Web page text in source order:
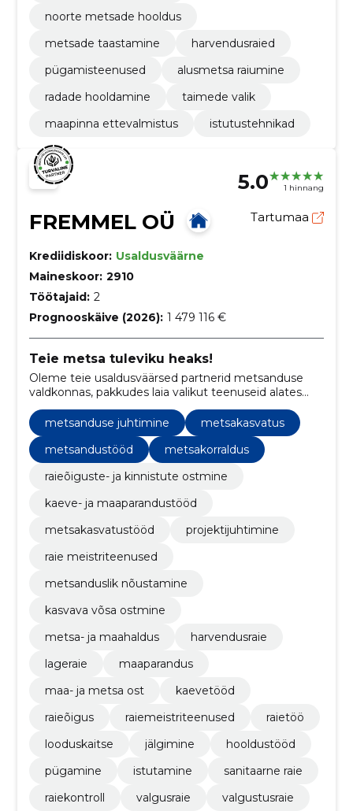
noorte metsade hooldus
metsade taastamine
harvendusraied
pügamisteenused
alusmetsa raiumine
radade hooldamine
taimede valik
maapinna ettevalmistus
istutustehnikad
5.0 1 hinnang
FREMMEL OÜ Tartumaa
Krediidiskoor: Usaldusväärne
Maineskoor: 2910
Töötajaid: 2
Prognooskäive (2026): 1 479 116 €
Teie metsa tuleviku heaks!
Oleme teie usaldusväärsed partnerid metsanduse
valdkonnas, pakkudes laia valikut teenuseid alates
metsandustööde organiseerimisest kuni
metsamaterjali müügi ning maaparandustöödeni
erametsades, toetades samal ajal ka projektijuhtimist.
metsanduse juhtimine
metsakasvatus
metsandustööd
metsakorraldus
raieõiguste- ja kinnistute ostmine
kaeve- ja maaparandustööd
metsakasvatustööd
projektijuhtimine
raie meistriteenused
metsanduslik nõustamine
kasvava võsa ostmine
metsa- ja maahaldus
harvendusraie
lageraie
maaparandus
maa- ja metsa ost
kaevetööd
raieõigus
raiemeistriteenused
raietöö
looduskaitse
jälgimine
hooldustööd
pügamine
istutamine
sanitaarne raie
raiekontroll
valgusraie
valgustusraie